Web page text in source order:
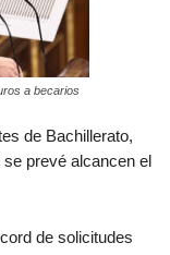
a becarios
de Bachillerato,
prevé alcancen el
de solicitudes